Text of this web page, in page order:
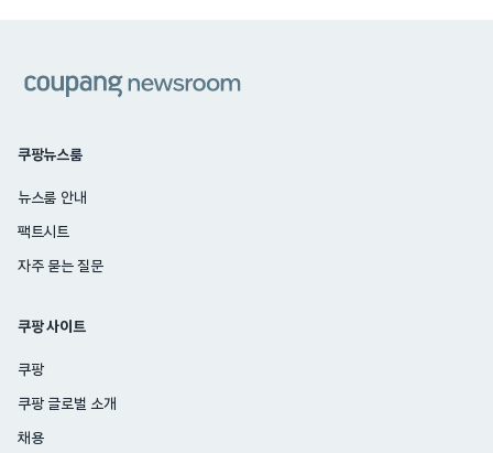
쿠팡뉴스룸
뉴스룸 안내
팩트시트
자주 묻는 질문
쿠팡 사이트
쿠팡
쿠팡 글로벌 소개
채용